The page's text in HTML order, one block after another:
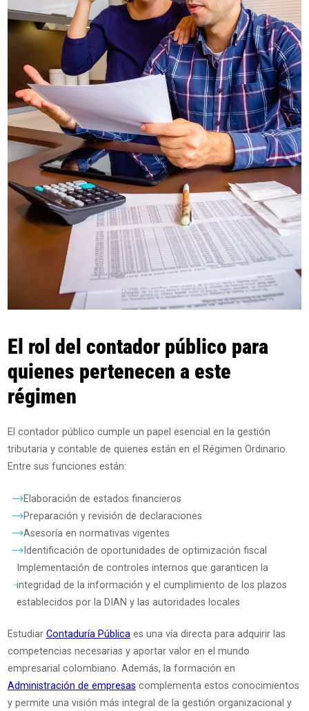
El rol del contador público para
quienes pertenecen a este
régimen
El contador público cumple un papel esencial en la gestión
tributaria y contable de quienes están en el Régimen Ordinario.
Entre sus funciones están:
Elaboración de estados financieros
Preparación y revisión de declaraciones
Asesoría en normativas vigentes
Identificación de oportunidades de optimización fiscal
Implementación de controles internos que garanticen la
integridad de la información y el cumplimiento de los plazos
establecidos por la DIAN y las autoridades locales
Estudiar Contaduría Públicaes una vía directa para adquirir las
competencias necesarias y aportar valor en el mundo
empresarial colombiano. Además, la formación en
Administración de empresas complementa estos conocimientos
y permite una visión más integral de la gestión organizacional y